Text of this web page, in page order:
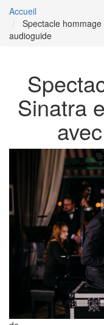
Accueil
Spectacle
audioguide
Sinatra